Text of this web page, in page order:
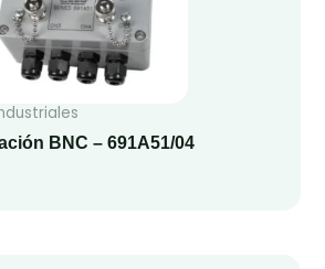
BNC – 691A51/04